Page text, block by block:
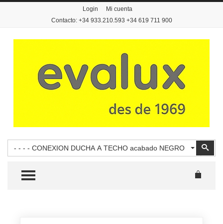
Login
Mi cuenta
Contacto: +34 933.210.593 +34 619 711 900
- - - - CONEXION DUCHA A TECHO acabado NEGRO
Buscar
TOGGLE MENU